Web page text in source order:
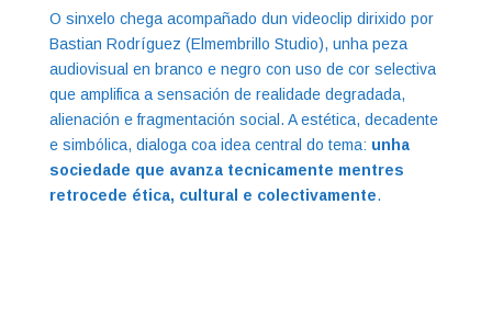
O sinxelo chega acompañado dun videoclip dirixido por
Bastian Rodríguez (Elmembrillo Studio), unha peza
audiovisual en branco e negro con uso de cor selectiva
que amplifica a sensación de realidade degradada,
alienación e fragmentación social. A estética, decadente
e simbólica, dialoga coa idea central do tema: unha
sociedade que avanza tecnicamente mentres
retrocede ética, cultural e colectivamente.